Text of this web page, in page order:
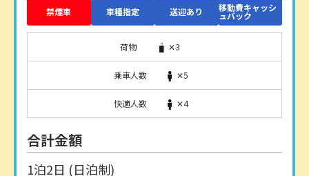
禁煙車 車種指定 送迎あり 移動費キャッシ
ュバック
荷物 ✕3
乗車人数 ✕5
快適人数 ✕4
合計金額
1泊2日 (日泊制)